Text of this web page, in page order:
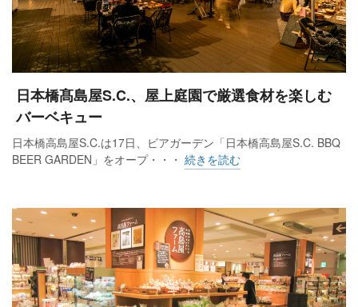
日本橋髙島屋S.C.、屋上庭園で厳選食材を楽しむ
バーベキュー
日本橋高島屋S.C.は17日、ビアガーデン「日本橋高島屋S.C. BBQ
BEER GARDEN」をオープ・・・ 続きを読む